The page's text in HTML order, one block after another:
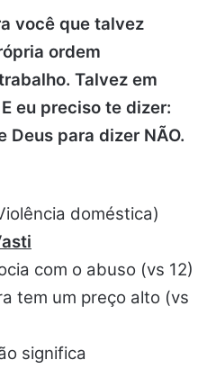
você que talvez
ordem
Talvez em
eu preciso te dizer:
Deus para dizer NÃO.
doméstica)
com o abuso (vs 12)
tem um preço alto (vs
significa